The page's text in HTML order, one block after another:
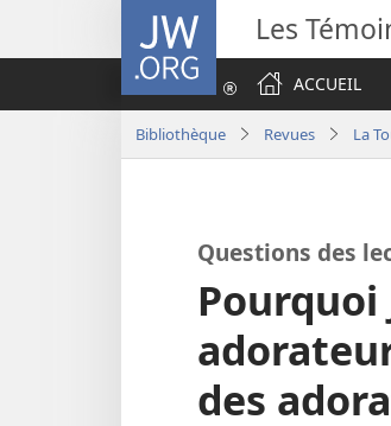
JW.ORG Les
ACCUEIL
Bibliothèque Revues La
Questions des
Pourquoi
des